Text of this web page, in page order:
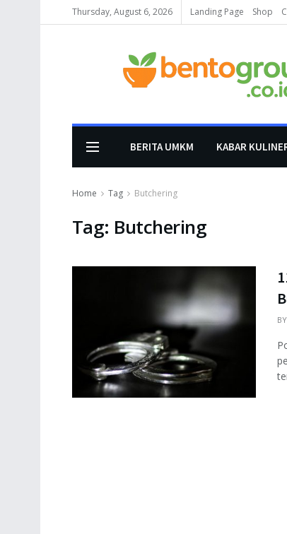
Thursday, August 6, 2026 Landing Page Shop
BERITA UMKM KABAR
Home Tag Butchering
Tag: Butchering
BY